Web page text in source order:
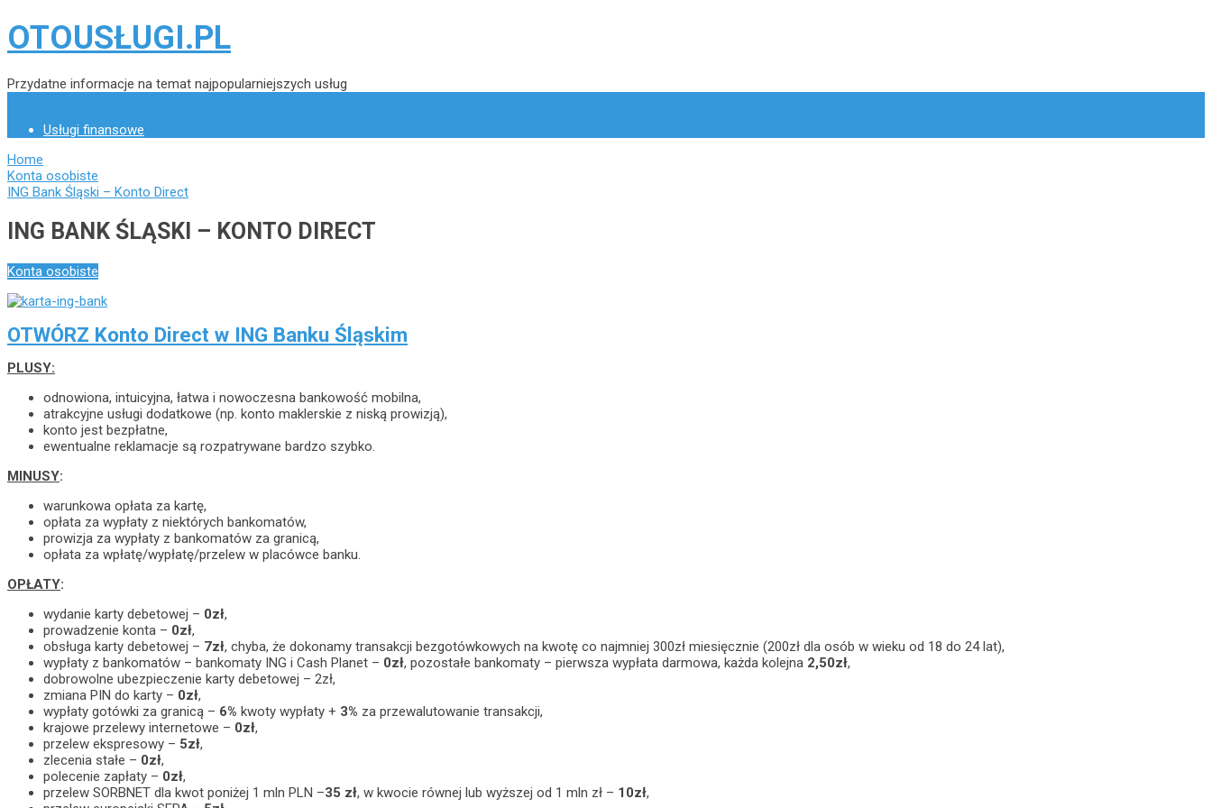
OTOUSŁUGI.PL
Przydatne informacje na temat najpopularniejszych usług
Usługi finansowe
Home
Konta osobiste
ING Bank Śląski – Konto Direct
ING BANK ŚLĄSKI – KONTO DIRECT
Konta osobiste
OTWÓRZ Konto Direct w ING Banku Śląskim
PLUSY:
odnowiona, intuicyjna, łatwa i nowoczesna bankowość mobilna,
atrakcyjne usługi dodatkowe (np. konto maklerskie z niską prowizją),
konto jest bezpłatne,
ewentualne reklamacje są rozpatrywane bardzo szybko.
MINUSY:
warunkowa opłata za kartę,
opłata za wypłaty z niektórych bankomatów,
prowizja za wypłaty z bankomatów za granicą,
opłata za wpłatę/wypłatę/przelew w placówce banku.
OPŁATY:
wydanie karty debetowej – 0zł,
prowadzenie konta – 0zł,
obsługa karty debetowej – 7zł, chyba, że dokonamy transakcji bezgotówkowych na kwotę co najmniej 300zł miesięcznie (200zł dla osób w wieku od 18 do 24 lat),
wypłaty z bankomatów – bankomaty ING i Cash Planet – 0zł, pozostałe bankomaty – pierwsza wypłata darmowa, każda kolejna 2,50zł,
dobrowolne ubezpieczenie karty debetowej – 2zł,
zmiana PIN do karty – 0zł,
wypłaty gotówki za granicą – 6% kwoty wypłaty + 3% za przewalutowanie transakcji,
krajowe przelewy internetowe – 0zł,
przelew ekspresowy – 5zł,
zlecenia stałe – 0zł,
polecenie zapłaty – 0zł,
przelew SORBNET dla kwot poniżej 1 mln PLN –35 zł, w kwocie równej lub wyższej od 1 mln zł – 10zł,